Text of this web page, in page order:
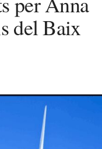
del Baix